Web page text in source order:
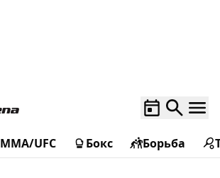
MMA/UFC Бокс Борьба